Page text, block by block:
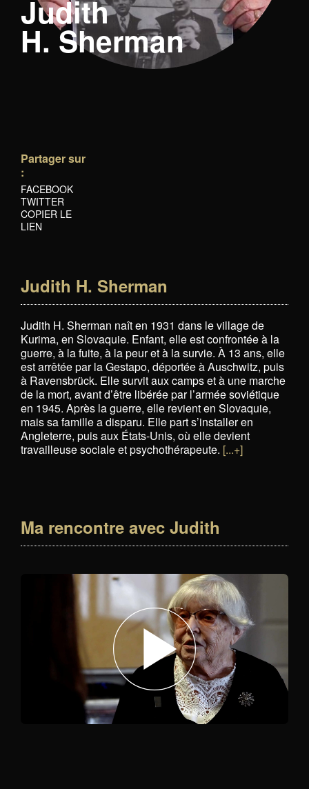
Judith
H. Sherman
Partager sur
:
FACEBOOK
TWITTER
COPIER LE
LIEN
Judith H. Sherman
Judith H. Sherman naît en 1931 dans le village de
Kurima, en Slovaquie. Enfant, elle est confrontée à la
guerre, à la fuite, à la peur et à la survie. À 13 ans, elle
est arrêtée par la Gestapo, déportée à Auschwitz, puis
à Ravensbrück. Elle survit aux camps et à une marche
de la mort, avant d’être libérée par l’armée soviétique
en 1945. Après la guerre, elle revient en Slovaquie,
mais sa famille a disparu. Elle part s’installer en
Angleterre, puis aux États-Unis, où elle devient
travailleuse sociale et psychothérapeute. [...+]
Ma rencontre avec Judith